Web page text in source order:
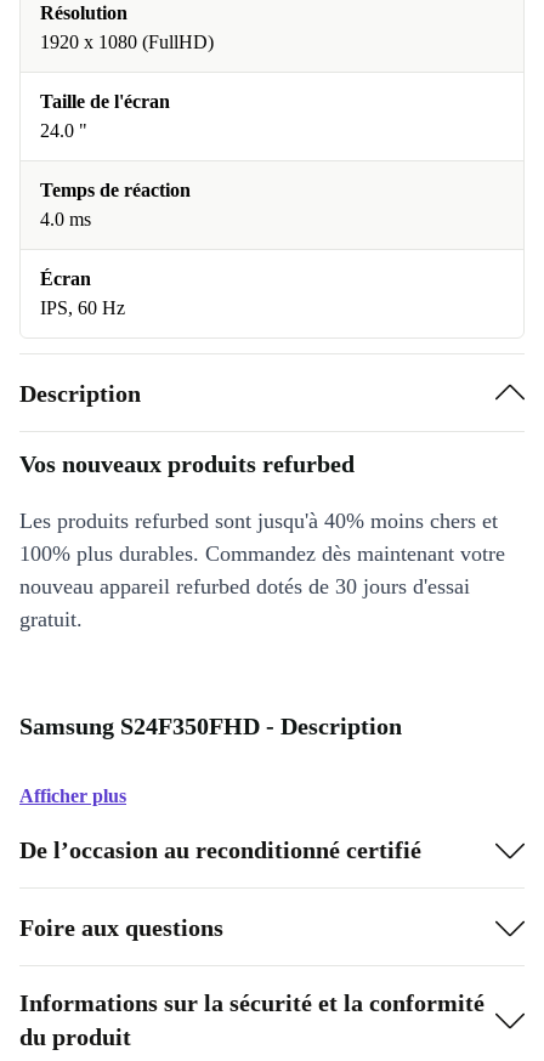
Résolution
1920 x 1080 (FullHD)
Taille de l'écran
24.0 "
Temps de réaction
4.0 ms
Écran
IPS, 60 Hz
Description
Vos nouveaux produits refurbed
Les produits refurbed sont jusqu'à 40% moins chers et
100% plus durables. Commandez dès maintenant votre
nouveau appareil refurbed dotés de 30 jours d'essai
gratuit.
Samsung S24F350FHD - Description
Afficher plus
De l’occasion au reconditionné certifié
Foire aux questions
Informations sur la sécurité et la conformité
du produit